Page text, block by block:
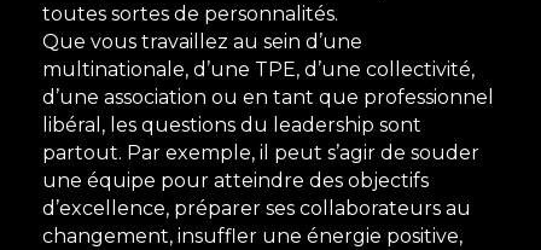
toutes sortes de personnalités.
Que vous travaillez au sein d’une
multinationale, d’une TPE, d’une collectivité,
d’une association ou en tant que professionnel
libéral, les questions du leadership sont
partout. Par exemple, il peut s’agir de souder
une équipe pour atteindre des objectifs
d’excellence, préparer ses collaborateurs au
changement, insuffler une énergie positive,